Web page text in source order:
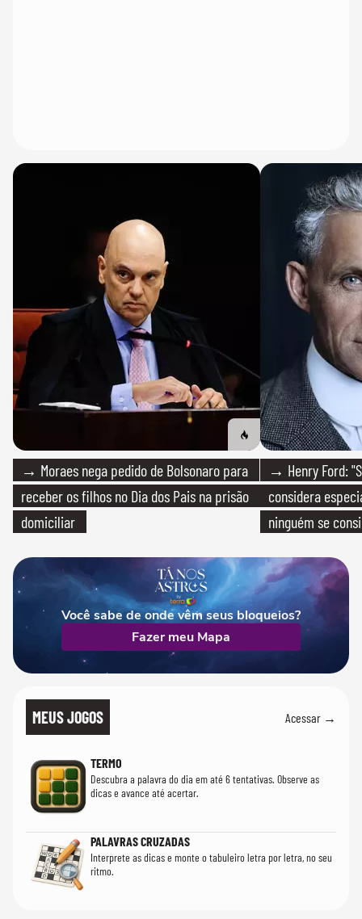
→ Moraes nega pedido de Bolsonaro para
receber os filhos no Dia dos Pais na prisão
domiciliar
→ Henry Ford:
considera
ninguém se
Você sabe de onde vêm seus bloqueios?
Fazer meu Mapa
MEUS JOGOS Acessar →
TERMO
Descubra a palavra do dia em até 6 tentativas. Observe as
dicas e avance até acertar.
PALAVRAS CRUZADAS
Interprete as dicas e monte o tabuleiro letra por letra, no seu
ritmo.